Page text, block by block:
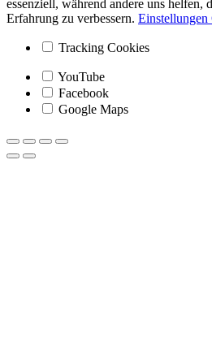
essenziell, während andere uns helfen,
Erfahrung zu verbessern. Einstellungen
Tracking Cookies
YouTube
Facebook
Google Maps